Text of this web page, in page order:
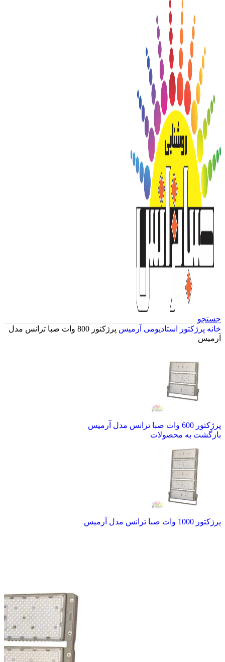
جستجو
خانه پرژکتور استادیومی آرمیس
پرژکتور 800 وات صبا ترانس مدل
آرمیس
پرژکتور 600 وات صبا ترانس مدل آرمیس
بازگشت به محصولات
پرژکتور 1000 وات صبا ترانس مدل آرمیس